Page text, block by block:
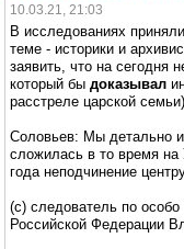
10.03.21, 21:03
В исследованиях
теме - историки и
заявить, что на сегодня
который бы доказывал
расстреле царской семьи)
Соловьев: Мы детально
сложилась в то время на
года неподчинение
(с) следователь по
Российской Федерации